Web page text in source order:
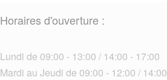
Horaires d'ouverture :
Lundi de 09:00 - 13:00 / 14:00 - 17:00
Mardi au Jeudi de 09:00 - 12:00 /